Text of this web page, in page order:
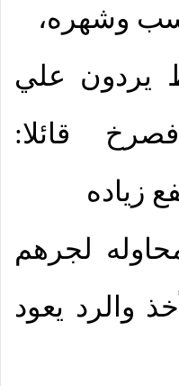
وشهره،
يردون علي
قائلا:
زياده
لجرهم
والرد يعود